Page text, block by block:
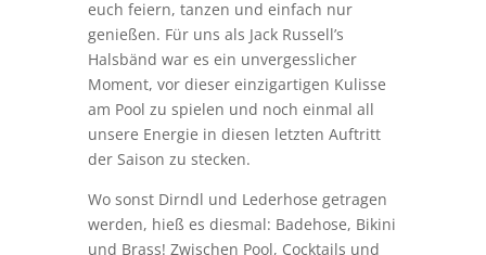
euch feiern, tanzen und einfach nur
genießen. Für uns als Jack Russell’s
Halsbänd war es ein unvergesslicher
Moment, vor dieser einzigartigen Kulisse
am Pool zu spielen und noch einmal all
unsere Energie in diesen letzten Auftritt
der Saison zu stecken.
Wo sonst Dirndl und Lederhose getragen
werden, hieß es diesmal: Badehose, Bikini
und Brass! Zwischen Pool, Cocktails und